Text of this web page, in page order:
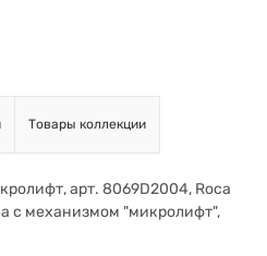
Товары коллекции
арт. 8069D2004, Roca
с механизмом "микролифт",